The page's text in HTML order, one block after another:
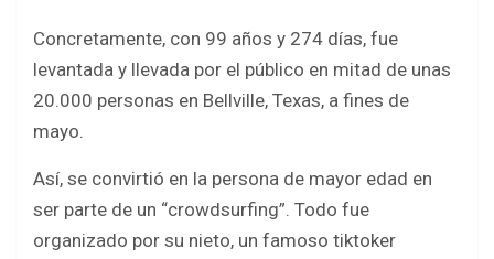
Concretamente, con 99 años y 274 días, fue
levantada y llevada por el público en mitad de unas
20.000 personas en Bellville, Texas, a fines de
mayo.
Así, se convirtió en la persona de mayor edad en
ser parte de un “crowdsurfing”. Todo fue
organizado por su nieto, un famoso tiktoker